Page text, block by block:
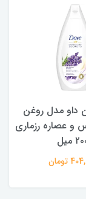
‌داو مدل روغن
و عصاره رزماری
میل
تومان